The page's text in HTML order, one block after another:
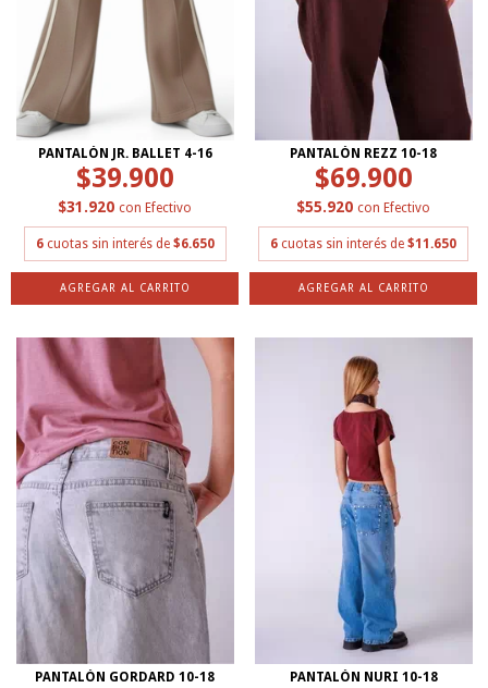
PANTALÓN JR. BALLET 4-16
$39.900
$31.920 con Efectivo
6 cuotas sin interés de $6.650
AGREGAR AL CARRITO
PANTALÓN REZZ 10-18
$69.900
$55.920 con Efectivo
6 cuotas sin interés de $11.650
AGREGAR AL CARRITO
PANTALÓN GORDARD 10-18 PANTALÓN NURI 10-18